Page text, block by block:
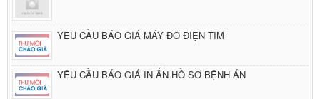
YÊU CẦU BÁO GIÁ MÁY ĐO ĐIỆN TIM
YÊU CẦU BÁO GIÁ IN ẤN HỒ SƠ BỆNH ÁN